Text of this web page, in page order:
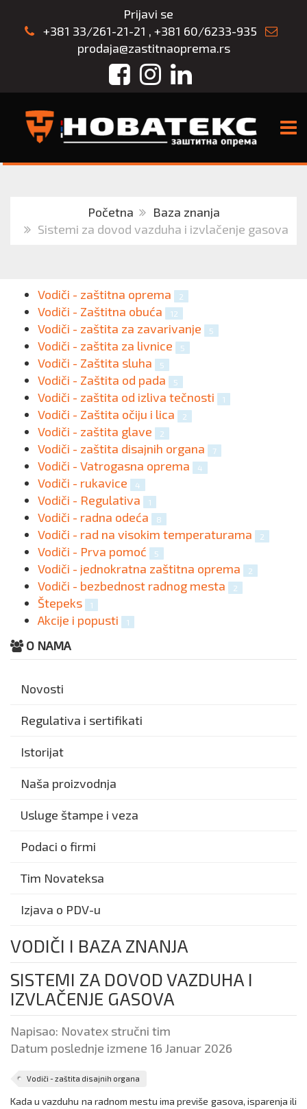
Prijavi se
+381 33/261-21-21 , +381 60/6233-935
prodaja@zastitnaoprema.rs
FacebookInstagram
LinkedIn
Početna
Baza znanja
Sistemi za dovod vazduha i izvlačenje gasova
Vodiči - zaštitna oprema 2
Vodiči - Zaštitna obuća 12
Vodiči - zaštita za zavarivanje 5
Vodiči - zaštita za livnice 5
Vodiči - Zaštita sluha 5
Vodiči - Zaštita od pada 5
Vodiči - zaštita od izliva tečnosti 1
Vodiči - Zaštita očiju i lica 2
Vodiči - zaštita glave 2
Vodiči - zaštita disajnih organa 7
Vodiči - Vatrogasna oprema 4
Vodiči - rukavice 4
Vodiči - Regulativa 1
Vodiči - radna odeća 8
Vodiči - rad na visokim temperaturama 2
Vodiči - Prva pomoć 5
Vodiči - jednokratna zaštitna oprema 2
Vodiči - bezbednost radnog mesta 2
Štepeks 1
Akcije i popusti 1
O NAMA
Novosti
Regulativa i sertifikati
Istorijat
Naša proizvodnja
Usluge štampe i veza
Podaci o firmi
Tim Novateksa
Izjava o PDV-u
VODIČI I BAZA ZNANJA
SISTEMI ZA DOVOD VAZDUHA I
IZVLAČENJE GASOVA
Napisao: Novatex stručni tim
Datum poslednje izmene 16 Januar 2026
Vodiči - zaštita disajnih organa
Kada u vazduhu na radnom mestu ima previše gasova, isparenja ili